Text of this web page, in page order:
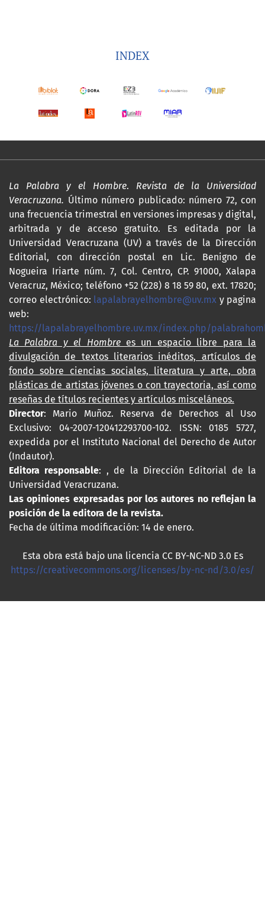
INDEX
La Palabra y el Hombre. Revista de la Universidad
Veracruzana. Último número publicado: número 72, con
una frecuencia trimestral en versiones impresas y digital,
arbitrada y de acceso gratuito. Es editada por la
Universidad Veracruzana (UV) a través de la Dirección
Editorial, con dirección postal en Lic. Benigno de
Nogueira Iriarte núm. 7, Col. Centro, CP. 91000, Xalapa
Veracruz, México; teléfono +52 (228) 8 18 59 80, ext. 17820;
correo electrónico: lapalabrayelhombre@uv.mx y pagina
web:
https://lapalabrayelhombre.uv.mx/index.php/
La Palabra y el Hombre es un espacio libre para la
divulgación de textos literarios inéditos, artículos de
fondo sobre ciencias sociales, literatura y arte, obra
plásticas de artistas jóvenes o con trayectoria, así como
reseñas de títulos recientes y artículos misceláneos.
Director: Mario Muñoz. Reserva de Derechos al Uso
Exclusivo: 04-2007-120412293700-102. ISSN: 0185 5727,
expedida por el Instituto Nacional del Derecho de Autor
(Indautor).
Editora responsable: , de la Dirección Editorial de la
Universidad Veracruzana.
Las opiniones expresadas por los autores no reflejan la
posición de la editora de la revista.
Fecha de última modificación: 14 de enero.
Esta obra está bajo una licencia CC BY-NC-ND 3.0 Es
https://creativecommons.org/licenses/by-nc-nd/3.0/es/